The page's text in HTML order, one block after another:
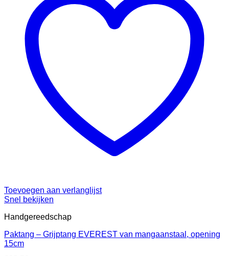
Toevoegen aan verlanglijst
Snel bekijken
Handgereedschap
Paktang – Grijptang EVEREST van mangaanstaal, opening
15cm